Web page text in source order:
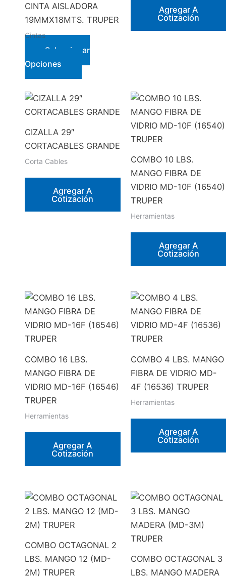
CINTA AISLADORA
19MMX18MTS. TRUPER
Cintas
Seleccionar
Opciones
Este
producto
variantes.
opciones
elegir
en
la
Agregar A
Cotización
CIZALLA 29″
CORTACABLES GRANDE
Corta Cables
Agregar A
Cotización
COMBO 10 LBS.
MANGO FIBRA DE
VIDRIO MD-10F (16540)
TRUPER
Herramientas
Agregar A
Cotización
COMBO 16 LBS.
MANGO FIBRA DE
VIDRIO MD-16F (16546)
TRUPER
Herramientas
Agregar A
Cotización
COMBO 4 LBS. MANGO
FIBRA DE VIDRIO MD-
4F (16536) TRUPER
Herramientas
Agregar A
Cotización
COMBO OCTAGONAL 2
LBS. MANGO 12 (MD-
2M) TRUPER
COMBO OCTAGONAL 3
LBS. MANGO MADERA